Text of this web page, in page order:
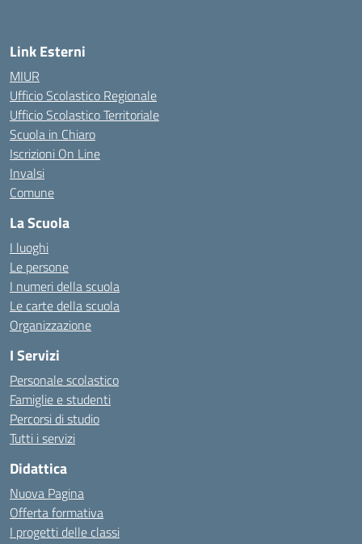
Link Esterni
MIUR
Ufficio Scolastico Regionale
Ufficio Scolastico Territoriale
Scuola in Chiaro
Iscrizioni On Line
Invalsi
Comune
La Scuola
I luoghi
Le persone
I numeri della scuola
Le carte della scuola
Organizzazione
I Servizi
Personale scolastico
Famiglie e studenti
Percorsi di studio
Tutti i servizi
Didattica
Nuova Pagina
Offerta formativa
I progetti delle classi